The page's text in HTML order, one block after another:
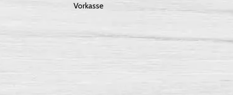
Vorkasse